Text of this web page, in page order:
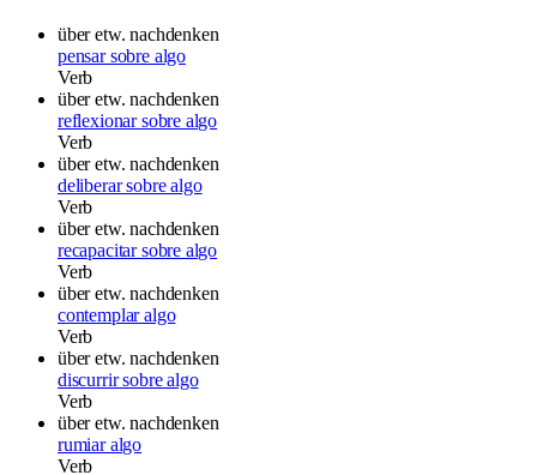
über etw. nachdenken
pensar sobre algo
Verb
über etw. nachdenken
reflexionar sobre algo
Verb
über etw. nachdenken
deliberar sobre algo
Verb
über etw. nachdenken
recapacitar sobre algo
Verb
über etw. nachdenken
contemplar algo
Verb
über etw. nachdenken
discurrir sobre algo
Verb
über etw. nachdenken
rumiar algo
Verb